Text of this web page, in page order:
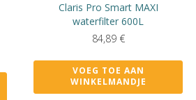
Claris Pro Smart MAXI
waterfilter 600L
84,89 €
VOEG TOE AAN
WINKELMANDJE